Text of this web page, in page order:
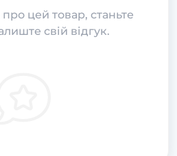
про цей товар, станьте
свій відгук.